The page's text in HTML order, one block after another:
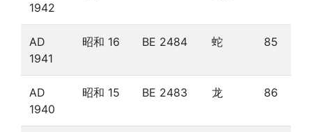
1942
AD
1941
昭和 16 BE 2484 蛇 85
AD
1940
昭和 15 BE 2483 龙 86